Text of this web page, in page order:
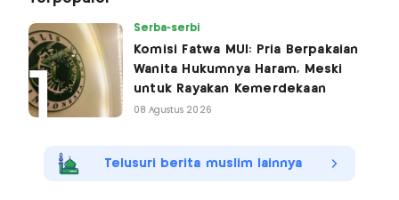
Serba-serbi
Komisi Fatwa MUI: Pria Berpakaian
Wanita Hukumnya Haram, Meski
untuk Rayakan Kemerdekaan
08 Agustus 2026
Telusuri berita muslim lainnya